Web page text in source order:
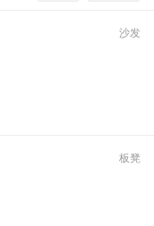
沙发
板凳